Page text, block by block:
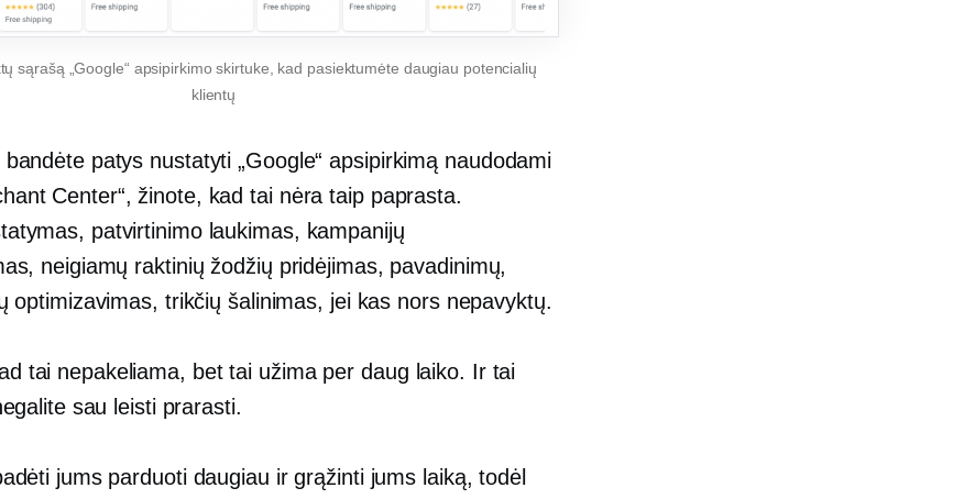
sąrašą „Google“ apsipirkimo skirtuke, kad pasiektumėte daugiau potencialių
klientų
patys nustatyti „Google“ apsipirkimą naudodami
Center“, žinote, kad tai nėra taip paprasta.
patvirtinimo laukimas, kampanijų
neigiamų raktinių žodžių pridėjimas, pavadinimų,
optimizavimas, trikčių šalinimas, jei kas nors nepavyktų.
tai nepakeliama, bet tai užima per daug laiko. Ir tai
sau leisti prarasti.
jums parduoti daugiau ir grąžinti jums laiką, todėl